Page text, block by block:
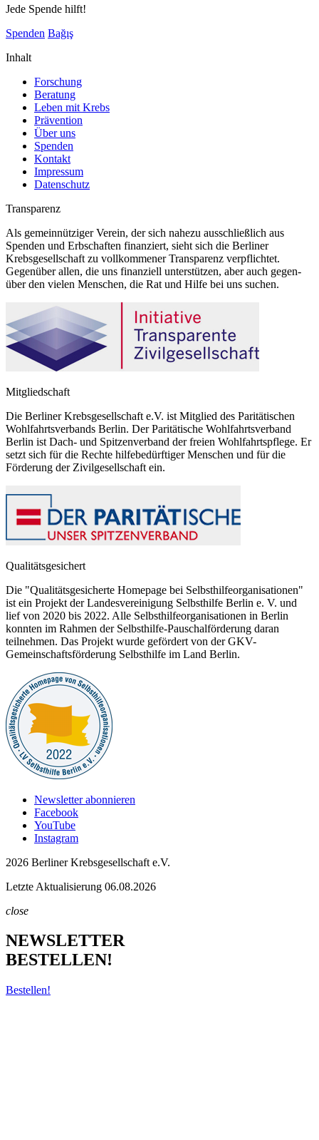
Jede Spende hilft!
Spenden Bağış
Inhalt
Forschung
Beratung
Leben mit Krebs
Prävention
Über uns
Spenden
Kontakt
Impressum
Datenschutz
Transparenz
Als gemeinnütziger Verein, der sich nahezu ausschließlich aus
Spenden und Erbschaften finanziert, sieht sich die Berliner
Krebsgesellschaft zu vollkommener Transparenz verpflichtet.
Gegenüber allen, die uns finanziell unterstützen, aber auch gegen-
über den vielen Menschen, die Rat und Hilfe bei uns suchen.
Mitgliedschaft
Die Berliner Krebsgesellschaft e.V. ist Mitglied des Paritätischen
Wohlfahrtsverbands Berlin. Der Paritätische Wohlfahrtsverband
Berlin ist Dach- und Spitzenverband der freien Wohlfahrtspflege. Er
setzt sich für die Rechte hilfebedürftiger Menschen und für die
Förderung der Zivilgesellschaft ein.
Qualitätsgesichert
Die "Qualitätsgesicherte Homepage bei Selbsthilfeorganisationen"
ist ein Projekt der Landesvereinigung Selbsthilfe Berlin e. V. und
lief von 2020 bis 2022. Alle Selbsthilfeorganisationen in Berlin
konnten im Rahmen der Selbsthilfe-Pauschalförderung daran
teilnehmen. Das Projekt wurde gefördert von der GKV-
Gemeinschaftsförderung Selbsthilfe im Land Berlin.
Newsletter abonnieren
Facebook
YouTube
Instagram
2026 Berliner Krebsgesellschaft e.V.
Letzte Aktualisierung 06.08.2026
close
NEWSLETTER
BESTELLEN!
Bestellen!